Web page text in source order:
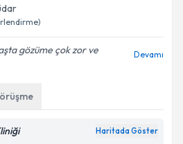
gözüme çok zor ve
Devamı
Haritada Göster